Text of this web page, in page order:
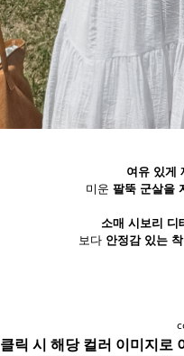
여유 있게
미운 팔뚝 군살을
소매 시보리 디
보다 안정감 있는
클릭 시 해당 컬러 이미지로